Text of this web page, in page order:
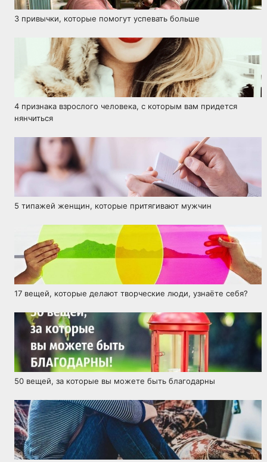
3 привычки, которые помогут успевать больше
4 признака взрослого человека, с которым вам придется
нянчиться
5 типажей женщин, которые притягивают мужчин
17 вещей, которые делают творческие люди, узнаёте себя?
50 вещей, за которые вы можете быть благодарны